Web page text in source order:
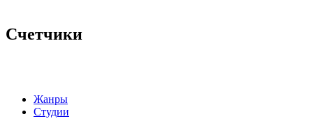
Счетчики
Жанры
Студии